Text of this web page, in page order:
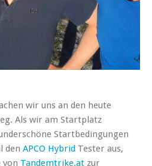
wir uns an den heute
Als wir am Startplatz
Startbedingungen
den APCO Hybrid Tester aus,
von Tandemtrike.at zur